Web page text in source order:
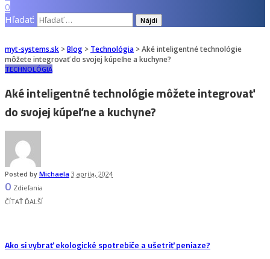
0
Hľadať:
myt-systems.sk >Blog > Technológia >Aké inteligentné technológie
môžete integrovať do svojej kúpeľne a kuchyne?
TECHNOLÓGIA
Aké inteligentné technológie môžete integrovať
do svojej kúpeľne a kuchyne?
Posted by Michaela 3 apríla, 2024
0 Zdieľania
ČÍTAŤ ĎALŠÍ
Ako si vybrať ekologické spotrebiče a ušetriť peniaze?